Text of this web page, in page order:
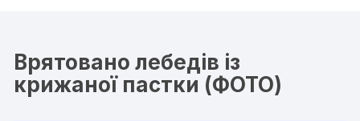
Врятовано лебедів із
крижаної пастки (ФОТО)